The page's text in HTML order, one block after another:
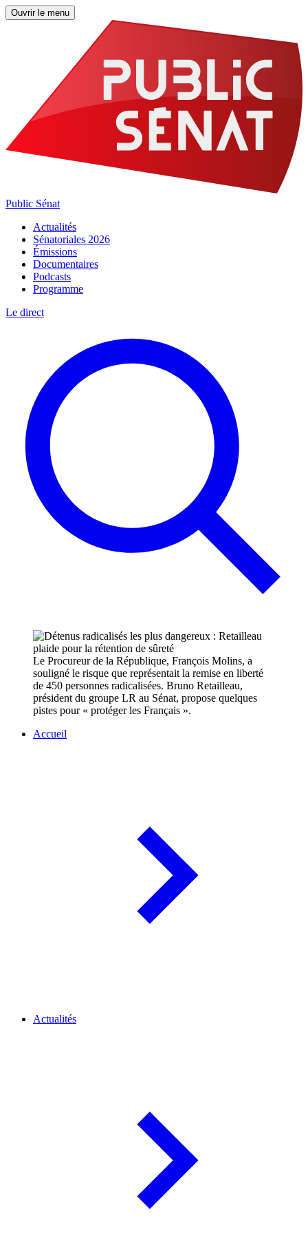
Ouvrir le menu
Public Sénat
Actualités
Sénatoriales 2026
Émissions
Documentaires
Podcasts
Programme
Le direct
Le Procureur de la République, François Molins, a
souligné le risque que représentait la remise en liberté
de 450 personnes radicalisées. Bruno Retailleau,
président du groupe LR au Sénat, propose quelques
pistes pour « protéger les Français ».
Accueil
Actualités